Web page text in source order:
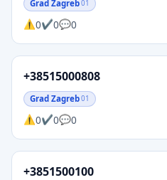
Grad Zagreb01
0 0 0
+38515000808
Grad Zagreb01
0 0 0
+3851500100